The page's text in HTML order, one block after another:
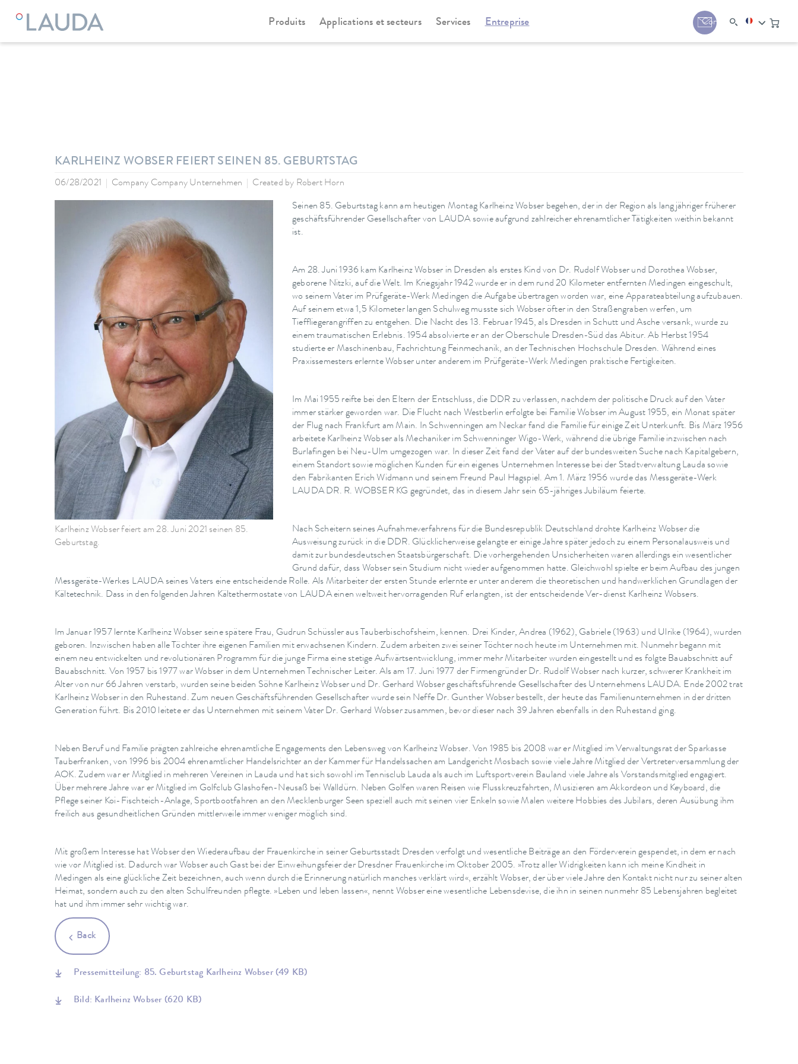
Produits Applications et secteurs Services Entreprise Contact
LAUDA Entreprise
KARLHEINZ WOBSER FEIERT SEINEN 85. GEBURTSTAG
06/28/2021 Company Company Unternehmen Created by Robert Horn
Karlheinz Wobser feiert am 28. Juni 2021 seinen 85.
Geburtstag.
Seinen 85. Geburtstag kann am heutigen Montag Karlheinz Wobser begehen, der in der Region als langjähriger früherer
geschäftsführender Gesellschafter von LAUDA sowie aufgrund zahlreicher ehrenamtlicher Tätigkeiten weithin bekannt
ist.
Am 28. Juni 1936 kam Karlheinz Wobser in Dresden als erstes Kind von Dr. Rudolf Wobser und Dorothea Wobser,
geborene Nitzki, auf die Welt. Im Kriegsjahr 1942 wurde er in dem rund 20 Kilometer entfernten Medingen eingeschult,
wo seinem Vater im Prüfgeräte-Werk Medingen die Aufgabe übertragen worden war, eine Apparateabteilung aufzubauen.
Auf seinem etwa 1,5 Kilometer langen Schulweg musste sich Wobser öfter in den Straßengraben werfen, um
Tieffliegerangriffen zu entgehen. Die Nacht des 13. Februar 1945, als Dresden in Schutt und Asche versank, wurde zu
einem traumatischen Erlebnis. 1954 absolvierte er an der Oberschule Dresden-Süd das Abitur. Ab Herbst 1954
studierte er Maschinenbau, Fachrichtung Feinmechanik, an der Technischen Hochschule Dresden. Während eines
Praxissemesters erlernte Wobser unter anderem im Prüfgeräte-Werk Medingen praktische Fertigkeiten.
Im Mai 1955 reifte bei den Eltern der Entschluss, die DDR zu verlassen, nachdem der politische Druck auf den Vater
immer stärker geworden war. Die Flucht nach Westberlin erfolgte bei Familie Wobser im August 1955, ein Monat später
der Flug nach Frankfurt am Main. In Schwenningen am Neckar fand die Familie für einige Zeit Unterkunft. Bis März 1956
arbeitete Karlheinz Wobser als Mechaniker im Schwenninger Wigo-Werk, während die übrige Familie inzwischen nach
Burlafingen bei Neu-Ulm umgezogen war. In dieser Zeit fand der Vater auf der bundesweiten Suche nach Kapitalgebern,
einem Standort sowie möglichen Kunden für ein eigenes Unternehmen Interesse bei der Stadtverwaltung Lauda sowie
den Fabrikanten Erich Widmann und seinem Freund Paul Hagspiel. Am 1. März 1956 wurde das Messgeräte-Werk
LAUDA DR. R. WOBSER KG gegründet, das in diesem Jahr sein 65-jähriges Jubiläum feierte.
Nach Scheitern seines Aufnahmeverfahrens für die Bundesrepublik Deutschland drohte Karlheinz Wobser die
Ausweisung zurück in die DDR. Glücklicherweise gelangte er einige Jahre später jedoch zu einem Personalausweis und
damit zur bundesdeutschen Staatsbürgerschaft. Die vorhergehenden Unsicherheiten waren allerdings ein wesentlicher
Grund dafür, dass Wobser sein Studium nicht wieder aufgenommen hatte. Gleichwohl spielte er beim Aufbau des jungen
Messgeräte-Werkes LAUDA seines Vaters eine entscheidende Rolle. Als Mitarbeiter der ersten Stunde erlernte er unter anderem die theoretischen und handwerklichen Grundlagen der
Kältetechnik. Dass in den folgenden Jahren Kältethermostate von LAUDA einen weltweit hervorragenden Ruf erlangten, ist der entscheidende Ver-dienst Karlheinz Wobsers.
Im Januar 1957 lernte Karlheinz Wobser seine spätere Frau, Gudrun Schüssler aus Tauberbischofsheim, kennen. Drei Kinder, Andrea (1962), Gabriele (1963) und Ulrike (1964), wurden
geboren. Inzwischen haben alle Töchter ihre eigenen Familien mit erwachsenen Kindern. Zudem arbeiten zwei seiner Töchter noch heute im Unternehmen mit. Nunmehr begann mit
einem neu entwickelten und revolutionären Programm für die junge Firma eine stetige Aufwärtsentwicklung, immer mehr Mitarbeiter wurden eingestellt und es folgte Bauabschnitt auf
Bauabschnitt. Von 1957 bis 1977 war Wobser in dem Unternehmen Technischer Leiter. Als am 17. Juni 1977 der Firmengründer Dr. Rudolf Wobser nach kurzer, schwerer Krankheit im
Alter von nur 66 Jahren verstarb, wurden seine beiden Söhne Karlheinz Wobser und Dr. Gerhard Wobser geschäftsführende Gesellschafter des Unternehmens LAUDA. Ende 2002 trat
Karlheinz Wobser in den Ruhestand. Zum neuen Geschäftsführenden Gesellschafter wurde sein Neffe Dr. Gunther Wobser bestellt, der heute das Familienunternehmen in der dritten
Generation führt. Bis 2010 leitete er das Unternehmen mit seinem Vater Dr. Gerhard Wobser zusammen, bevor dieser nach 39 Jahren ebenfalls in den Ruhestand ging.
Neben Beruf und Familie prägten zahlreiche ehrenamtliche Engagements den Lebensweg von Karlheinz Wobser. Von 1985 bis 2008 war er Mitglied im Verwaltungsrat der Sparkasse
Tauberfranken, von 1996 bis 2004 ehrenamtlicher Handelsrichter an der Kammer für Handelssachen am Landgericht Mosbach sowie viele Jahre Mitglied der Vertreterversammlung der
AOK. Zudem war er Mitglied in mehreren Vereinen in Lauda und hat sich sowohl im Tennisclub Lauda als auch im Luftsportverein Bauland viele Jahre als Vorstandsmitglied engagiert.
Über mehrere Jahre war er Mitglied im Golfclub Glashofen-Neusaß bei Walldürn. Neben Golfen waren Reisen wie Flusskreuzfahrten, Musizieren am Akkordeon und Keyboard, die
Pflege seiner Koi-Fischteich-Anlage, Sportbootfahren an den Mecklenburger Seen speziell auch mit seinen vier Enkeln sowie Malen weitere Hobbies des Jubilars, deren Ausübung ihm
freilich aus gesundheitlichen Gründen mittlerweile immer weniger möglich sind.
Mit großem Interesse hat Wobser den Wiederaufbau der Frauenkirche in seiner Geburtsstadt Dresden verfolgt und wesentliche Beiträge an den Förderverein gespendet, in dem er nach
wie vor Mitglied ist. Dadurch war Wobser auch Gast bei der Einweihungsfeier der Dresdner Frauenkirche im Oktober 2005. »Trotz aller Widrigkeiten kann ich meine Kindheit in
Medingen als eine glückliche Zeit bezeichnen, auch wenn durch die Erinnerung natürlich manches verklärt wird«, erzählt Wobser, der über viele Jahre den Kontakt nicht nur zu seiner alten
Heimat, sondern auch zu den alten Schulfreunden pflegte. »Leben und leben lassen«, nennt Wobser eine wesentliche Lebensdevise, die ihn in seinen nunmehr 85 Lebensjahren begleitet
hat und ihm immer sehr wichtig war.
Back
Pressemitteilung: 85. Geburtstag Karlheinz Wobser (49 KB)
Bild: Karlheinz Wobser (620 KB)